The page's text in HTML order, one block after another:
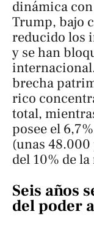
dinámica
Trump, bajo
reducido los
y se han
brecha
rico
total,
posee el
(unas
del 10% de
Seis años
del poder